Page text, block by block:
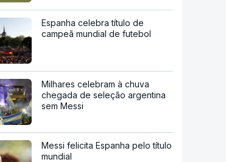
Espanha celebra título de
campeã mundial de futebol
Milhares celebram à chuva
chegada de seleção argentina
sem Messi
Messi felicita Espanha pelo título
mundial